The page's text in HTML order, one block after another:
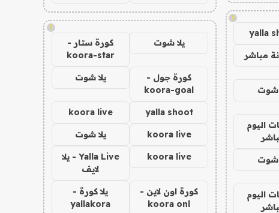
!
yalla
مباشر
شوت
اليوم
شوت
اليوم
!
يلا شوت
كورة ستار -
koora-star
كورة جول -
koora-goal
يلا شوت
yalla shoot
koora live
koora live يلا شوت
koora live
Yalla Live - يلا
لايف
كورة اون لاين -
koora onl
يلا كورة -
yallakora